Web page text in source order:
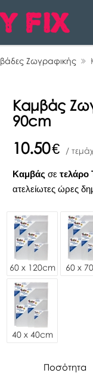
Ζωγραφικής
Καμβάς
90cm
10.50€ /
Καμβάς σε τελάρο
ατελείωτες ώρες
60 x 120cm 60 x
40 x 40cm
Ποσότητα